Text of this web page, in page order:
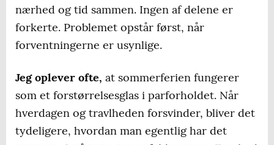
nærhed og tid sammen. Ingen af delene er
forkerte. Problemet opstår først, når
forventningerne er usynlige.
Jeg oplever ofte, at sommerferien fungerer
som et forstørrelsesglas i parforholdet. Når
hverdagen og travlheden forsvinder, bliver det
tydeligere, hvordan man egentlig har det